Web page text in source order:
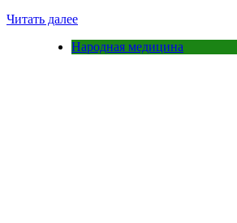
Читать далее
Народная медицина